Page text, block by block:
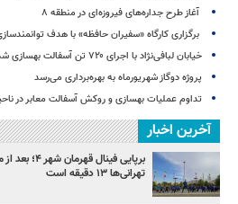
آغاز طرح جداره‌های فیروزه‌ای در منطقه ۸
برگزاری کارگاه «سفیران حافظه» با هدف
خیابان لبافی‌نژاد با اجرای ۷۲۰ تن آسفالت بهسازی شد
پروژه دوگاز شهریورماه به بهره‌برداری می‌رسد
تداوم عملیات بهسازی و روکش آسفالت معابر در ناحیه ۲ منطقه
آخرین اخبار
برپایی
تهرانی‌ها ۱۳ دقیقه است